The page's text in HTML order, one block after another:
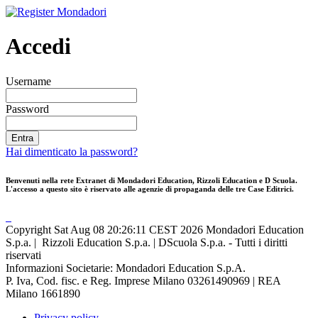
Accedi
Username
Password
Hai dimenticato la password?
Benvenuti nella rete Extranet di Mondadori Education, Rizzoli Education e D Scuola.
L'accesso a questo sito è riservato alle agenzie di propaganda delle tre Case Editrici.
Copyright Sat Aug 08 20:26:11 CEST 2026 Mondadori Education
S.p.a. | Rizzoli Education S.p.a. | DScuola S.p.a. - Tutti i diritti
riservati
Informazioni Societarie: Mondadori Education S.p.A.
P. Iva, Cod. fisc. e Reg. Imprese Milano 03261490969 | REA
Milano 1661890